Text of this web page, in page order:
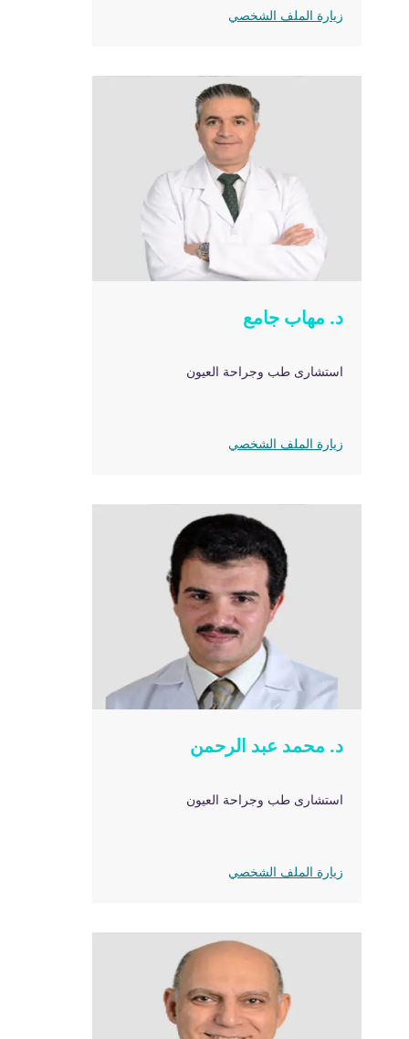
زيارة الملف الشخصي
د. مهاب جامع
استشارى طب وجراحة العيون
زيارة الملف الشخصي
د. محمد عبد الرحمن
استشارى طب وجراحة العيون
زيارة الملف الشخصي